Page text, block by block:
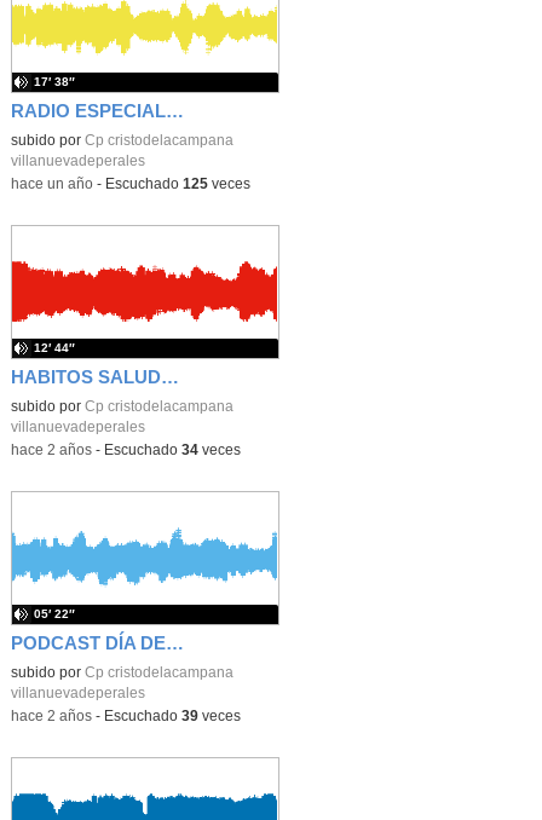
RADIO ESPECIAL DE NAVIDAD 2024
subido por Cp cristodelacampana
villanuevadeperales
17′ 38″
-hace un año- Escuchado 125veces
HABITOS SALUDABLES
subido por Cp cristodelacampana
villanuevadeperales
12′ 44″
-hace 2 años- Escuchado 34veces
PODCAST DÍA DE LA MUJER
subido por Cp cristodelacampana
villanuevadeperales
05′ 22″
-hace 2 años- Escuchado 39veces